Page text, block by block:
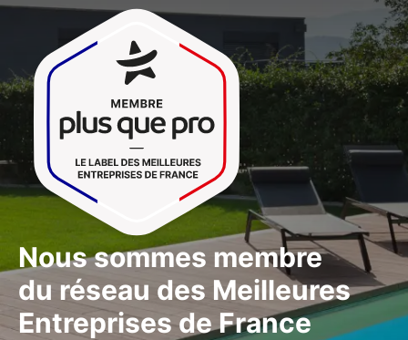
Nous sommes membre
du réseau des Meilleures
Entreprises de France